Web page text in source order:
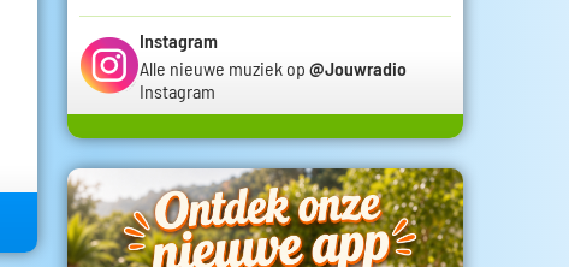
Instagram
Alle nieuwe muziek op @Jouwradio
Instagram